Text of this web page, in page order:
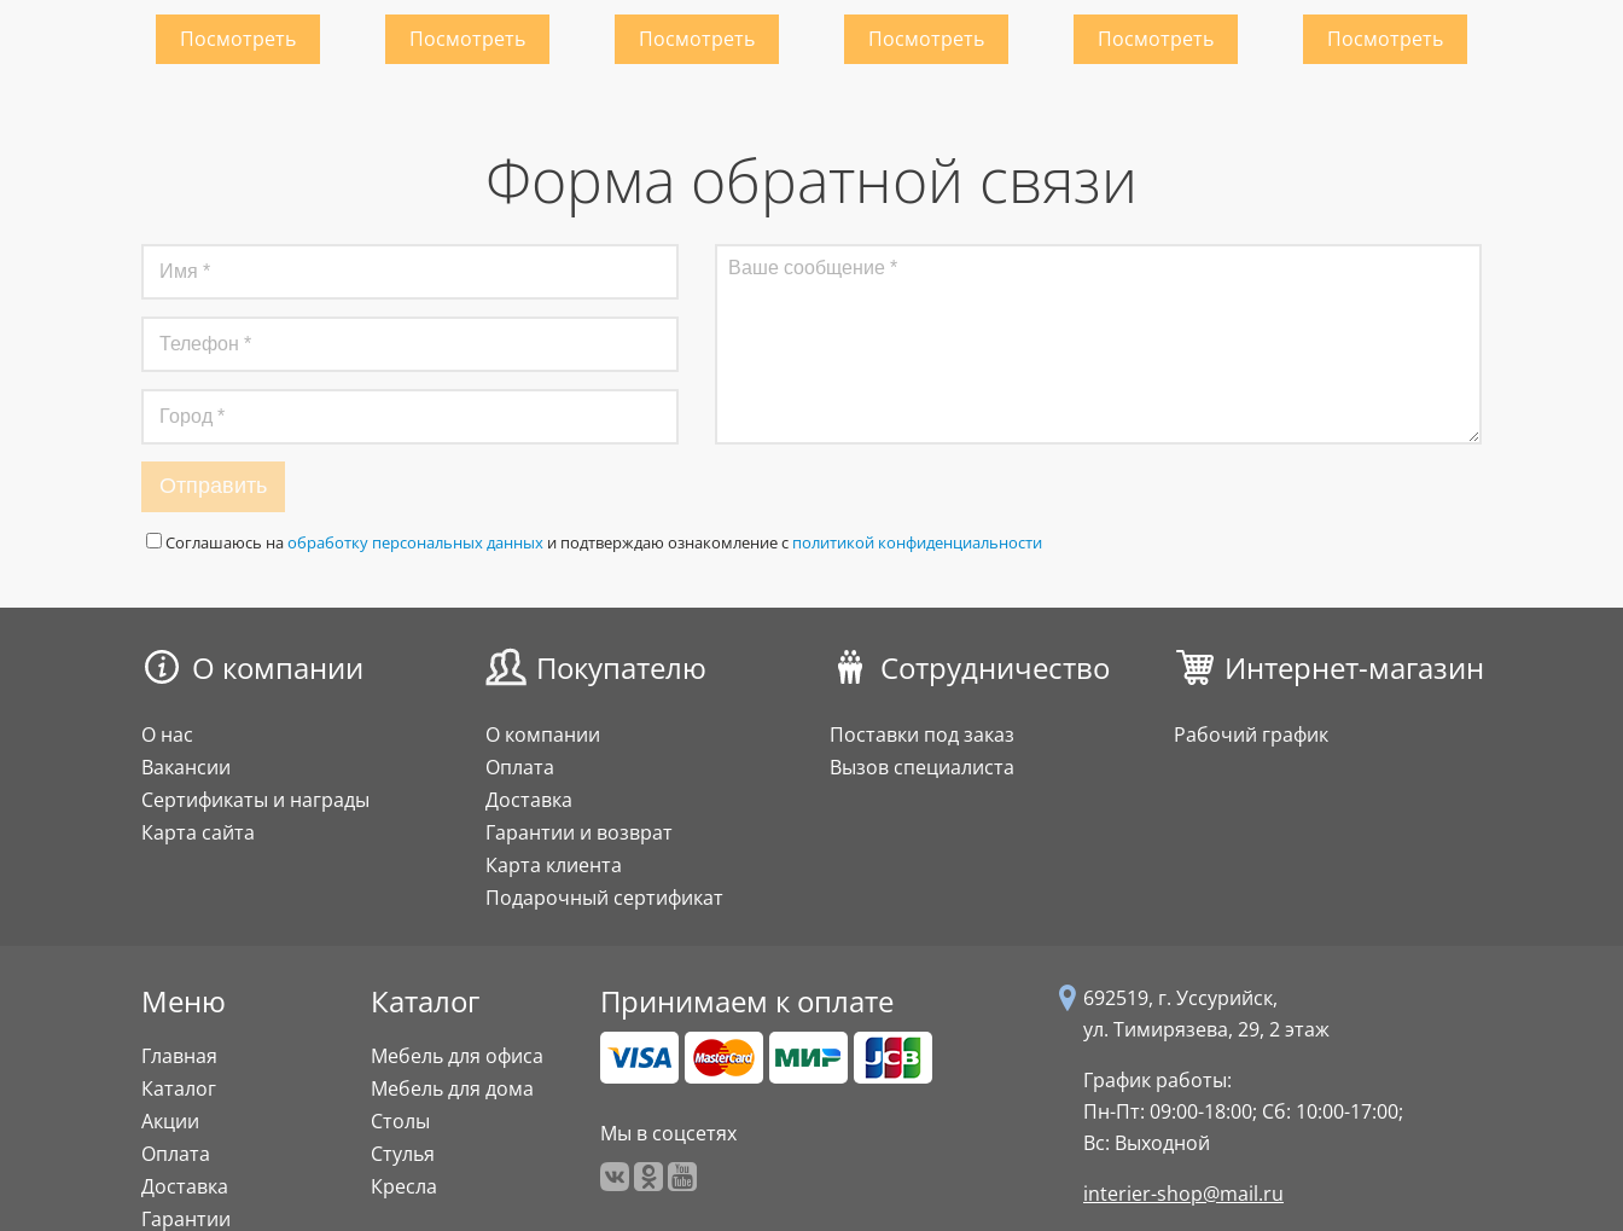
Форма обратной связи
Отправить
Соглашаюсь наобработку персональных данных и подтверждаю ознакомление с политикой конфиденциальности
О компании
О нас
Вакансии
Сертификаты и награды
Карта сайта
Покупателю
О компании
Оплата
Доставка
Гарантии и возврат
Карта клиента
Подарочный сертификат
Сотрудничество
Поставки под заказ
Вызов специалиста
Интернет-магазин
Рабочий график
Меню
Главная
Каталог
Акции
Оплата
Доставка
Гарантии
Каталог
Мебель для офиса
Мебель для дома
Столы
Стулья
Кресла
Принимаем к оплате
Мы в соцсетях
692519, г. Уссурийск,
ул. Тимирязева, 29, 2 этаж
График работы:
Пн-Пт: 09:00-18:00; Сб: 10:00-17:00;
Вс: Выходной
interier-shop@mail.ru